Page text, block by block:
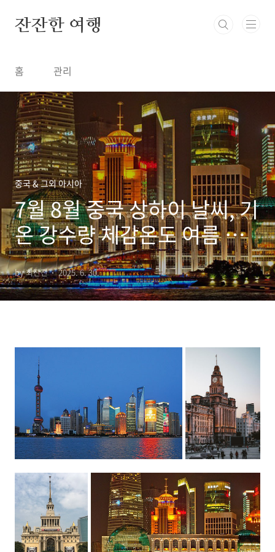
잔잔한 여행
홈 관리
중국 & 그외 아시아
7월 8월 중국 상하이 날씨, 기
온 강수량 체감온도 여름 성
수기 옷차림
by 최잔잔 2025. 6. 30.